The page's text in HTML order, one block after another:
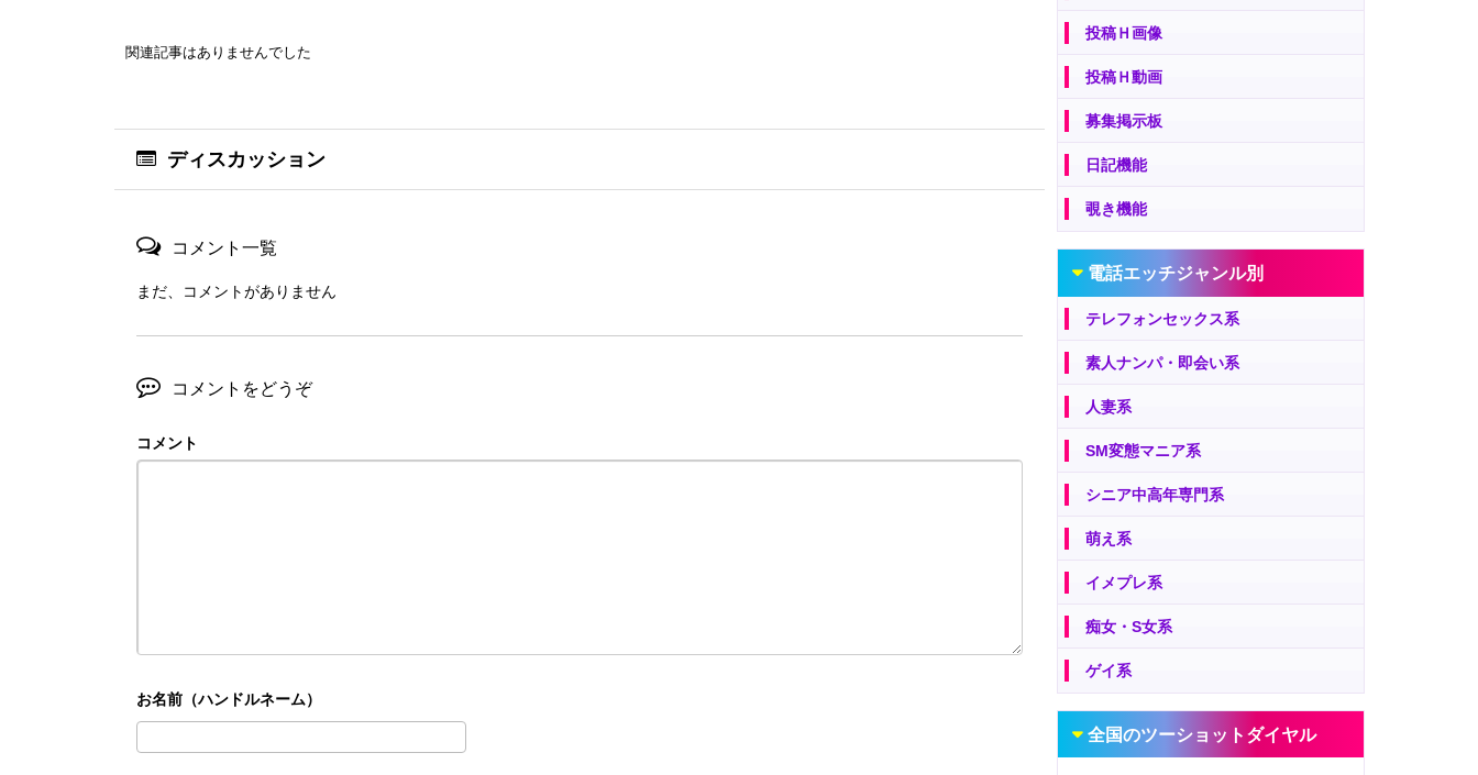
関連記事はありませんでした
ディスカッション
コメント一覧
まだ、コメントがありません
コメントをどうぞ
コメント
投稿Ｈ画像
投稿Ｈ動画
募集掲示板
日記機能
覗き機能
電話エッチジャンル別
テレフォンセックス系
素人ナンパ・即会い系
人妻系
SM変態マニア系
シニア中高年専門系
萌え系
イメプレ系
痴女・S女系
ゲイ系
全国のツーショットダイヤル